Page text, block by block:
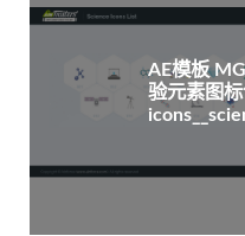
AE模板
验元素图